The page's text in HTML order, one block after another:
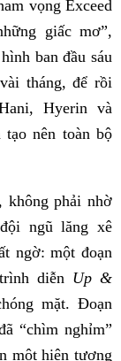
vọng Exceed
giấc mơ”,
ban đầu sáu
tháng, để rồi
Hyerin và
nên toàn bộ
không phải nhờ
ngũ lăng xê
ngờ: một đoạn
diễn Up &
mặt. Đoạn
“chìm nghỉm”
một hiện tượng